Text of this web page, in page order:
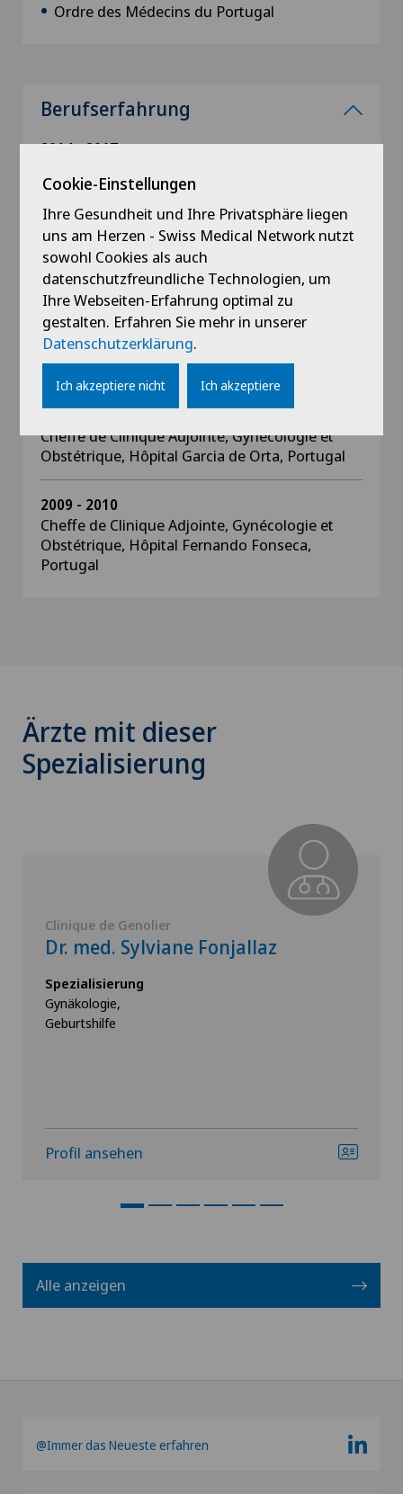
Ordre des Médecins du Portugal
Berufserfahrung
2014 - 2017
Hôpital Neuchâtelois, Neuchâtel
2012 - 2014
Cheffe de Clinique, Gynécologie et Obstétrique,
Ensemble Hospitalier de la Côte, Morges
2012
Cheffe de Clinique, Gynécologie et Obstétrique,
Hôpital Garcia de Orta, Portugal
Cheffe de Clinique Adjointe, Gynécologie et
Obstétrique, Hôpital Garcia de Orta, Portugal
2009 - 2010
Cheffe de Clinique Adjointe, Gynécologie et
Obstétrique, Hôpital Fernando Fonseca,
Portugal
Ärzte mit dieser
Spezialisierung
Clinique de Genolier
Dr. med. Sylviane Fonjallaz
Spezialisierung
Gynäkologie,
Geburtshilfe
Profil ansehen
Alle anzeigen
@Immer das Neueste erfahren
Cookie-Einstellungen
Ihre Gesundheit und Ihre Privatsphäre liegen
uns am Herzen - Swiss Medical Network nutzt
sowohl Cookies als auch
datenschutzfreundliche Technologien, um
Ihre Webseiten-Erfahrung optimal zu
gestalten. Erfahren Sie mehr in unserer
Datenschutzerklärung.
Ich akzeptiere nicht Ich akzeptiere